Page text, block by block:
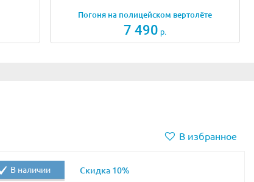
Погоня на полицейском вертолёте
7 490 р.
В избранное
В наличии Скидка 10%